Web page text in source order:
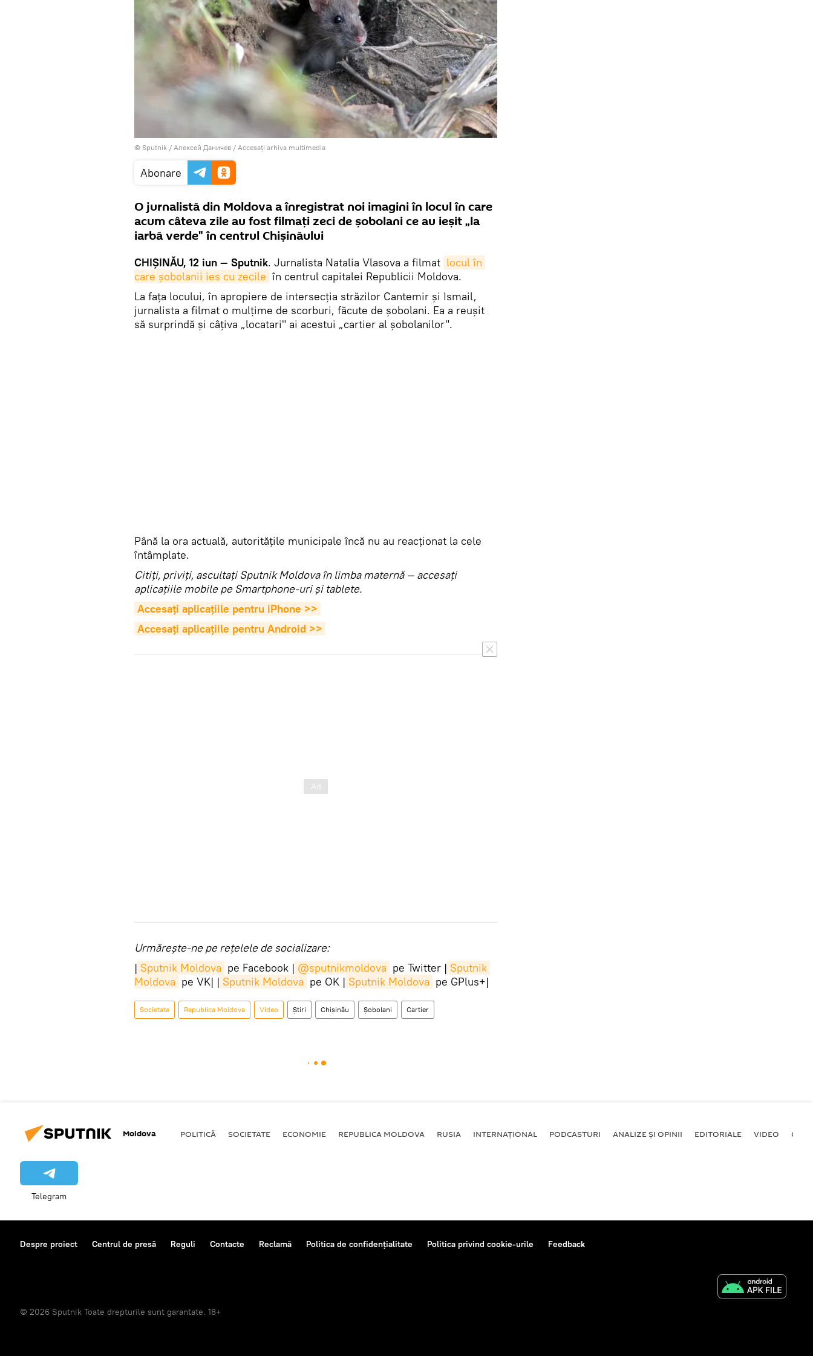
© Sputnik / Алексей Даничев / Accesați arhiva multimedia
Abonare
O jurnalistă din Moldova a înregistrat noi imagini în locul în care
acum câteva zile au fost filmați zeci de șobolani ce au ieșit „la
iarbă verde" în centrul Chișinăului
CHIȘINĂU, 12 iun — Sputnik. Jurnalista Natalia Vlasova a filmat locul în
care șobolanii ies cu zecile în centrul capitalei Republicii Moldova.
La fața locului, în apropiere de intersecția străzilor Cantemir și Ismail,
jurnalista a filmat o mulțime de scorburi, făcute de șobolani. Ea a reușit
să surprindă și câțiva „locatari" ai acestui „cartier al șobolanilor".
Până la ora actuală, autoritățile municipale încă nu au reacționat la cele
întâmplate.
Citiţi, priviţi, ascultaţi Sputnik Moldova în limba maternă — accesaţi
aplicaţiile mobile pe Smartphone-uri şi tablete.
Accesaţi aplicaţiile pentru iPhone >>
Accesaţi aplicaţiile pentru Android >>
Urmărește-ne pe rețelele de socializare:
| Sputnik Moldova pe Facebook | @sputnikmoldova pe Twitter | Sputnik
Moldova pe VK| | Sputnik Moldova pe OK | Sputnik Moldova pe GPlus+|
Societate Republica Moldova Video Știri Chișinău Șobolani Cartier
Moldova POLITICĂ SOCIETATE ECONOMIE REPUBLICA MOLDOVA RUSIA INTERNAȚIONAL PODCASTURI ANALIZE ȘI OPINII EDITORIALE VIDEO
Telegram
Despre proiect Centrul de presă Reguli Contacte Reclamă Politica de confidențialitate Politica privind cookie-urile Feedback
© 2026 Sputnik Toate drepturile sunt garantate. 18+